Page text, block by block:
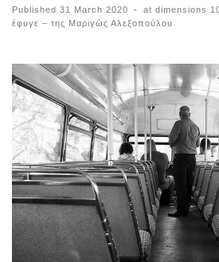
Published 31 March 2020 - at dimensions
έφυγε – της Μαριγώς Αλεξοπούλου
Images navigation